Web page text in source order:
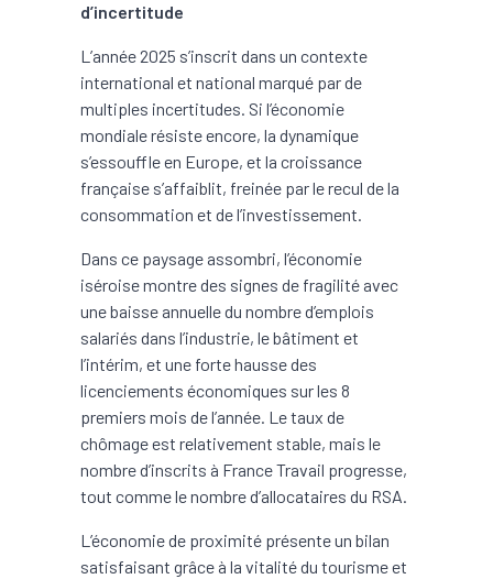
d’incertitude
L’année 2025 s’inscrit dans un contexte
international et national marqué par de
multiples incertitudes. Si l’économie
mondiale résiste encore, la dynamique
s’essouffle en Europe, et la croissance
française s’affaiblit, freinée par le recul de la
consommation et de l’investissement.
Dans ce paysage assombri, l’économie
iséroise montre des signes de fragilité avec
une baisse annuelle du nombre d’emplois
salariés dans l’industrie, le bâtiment et
l’intérim, et une forte hausse des
licenciements économiques sur les 8
premiers mois de l’année. Le taux de
chômage est relativement stable, mais le
nombre d’inscrits à France Travail progresse,
tout comme le nombre d’allocataires du RSA.
L’économie de proximité présente un bilan
satisfaisant grâce à la vitalité du tourisme et